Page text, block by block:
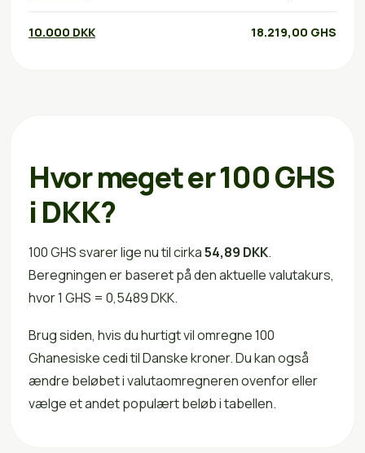
10.000 DKK 18.219,00 GHS
Hvor meget er 100 GHS
i DKK?
100 GHS svarer lige nu til cirka54,89 DKK.
Beregningen er baseret på den aktuelle valutakurs,
hvor 1 GHS = 0,5489 DKK.
Brug siden, hvis du hurtigt vil omregne 100
Ghanesiske cedi til Danske kroner. Du kan også
ændre beløbet i valutaomregneren ovenfor eller
vælge et andet populært beløb i tabellen.